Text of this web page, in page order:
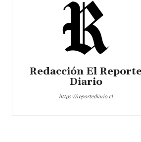
Redacción El Reporte
Diario
https://reportediario.cl